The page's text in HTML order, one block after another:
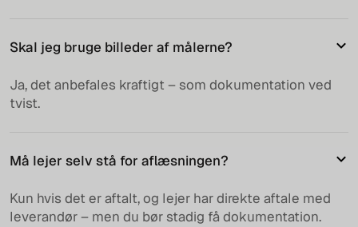
Skal jeg bruge billeder af målerne?
Ja, det anbefales kraftigt – som dokumentation ved
tvist.
Må lejer selv stå for aflæsningen?
Kun hvis det er aftalt, og lejer har direkte aftale med
leverandør – men du bør stadig få dokumentation.